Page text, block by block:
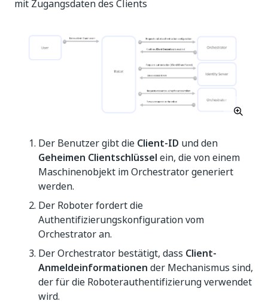
mit Zugangsdaten des Clients
Der Benutzer gibt die Client-ID und den
Geheimen Clientschlüssel ein, die von einem
Maschinenobjekt im Orchestrator generiert
werden.
Der Roboter fordert die
Authentifizierungskonfiguration vom
Orchestrator an.
Der Orchestrator bestätigt, dass Client-
Anmeldeinformationen der Mechanismus sind,
der für die Roboterauthentifizierung verwendet
wird.